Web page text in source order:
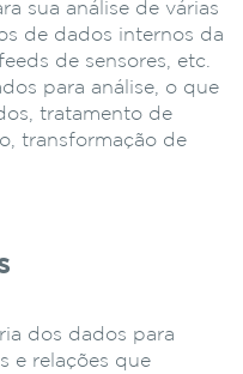
sua análise de várias
de dados internos da
de sensores, etc.
para análise, o que
tratamento de
transformação de
dos dados para
e relações que